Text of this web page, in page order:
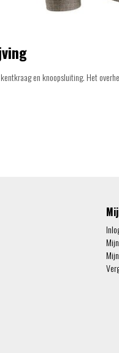
en knoopsluiting. Het